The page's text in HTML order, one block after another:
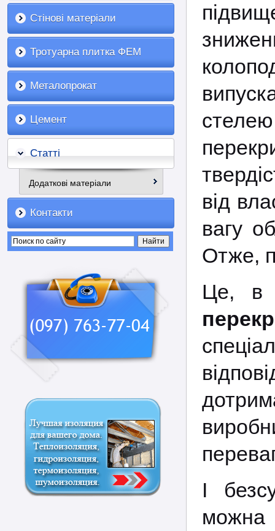
Стінові матеріали
Тротуарна плитка ФЕМ
Металопрокат
Цемент
Статті
Додаткові матеріали
Контакти
від
вагу
Отже,
Це, в
І
можна